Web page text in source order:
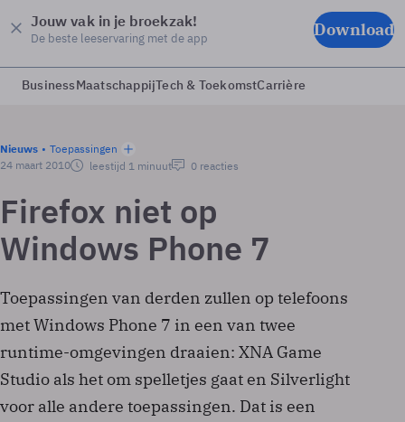
Jouw vak in je broekzak!
De beste leeservaring met de app Download
BusinessMaatschappijTech & ToekomstCarrière
Nieuws
Toepassingen
24 maart 2010
leestijd 1 minuut 0 reacties
Firefox niet op
Windows Phone 7
Toepassingen van derden zullen op telefoons
met Windows Phone 7 in een van twee
runtime-omgevingen draaien: XNA Game
Studio als het om spelletjes gaat en Silverlight
voor alle andere toepassingen. Dat is een